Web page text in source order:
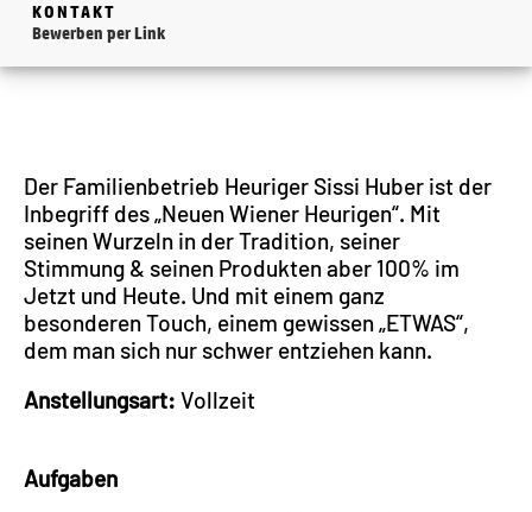
KONTAKT
Bewerben per Link
Der Familienbetrieb Heuriger Sissi Huber ist der
Inbegriff des „Neuen Wiener Heurigen“. Mit
seinen Wurzeln in der Tradition, seiner
Stimmung & seinen Produkten aber 100% im
Jetzt und Heute. Und mit einem ganz
besonderen Touch, einem gewissen „ETWAS“,
dem man sich nur schwer entziehen kann.
Anstellungsart: Vollzeit
Aufgaben